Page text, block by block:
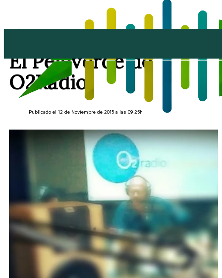
El Pejeverde de
O2Radio
Publicado el 12 de Noviembre de 2015 a las 09:25h